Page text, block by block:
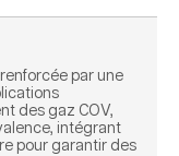
par une
des gaz COV,
intégrant
pour garantir des